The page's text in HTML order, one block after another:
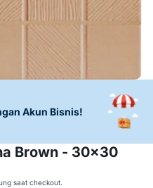
Akun Bisnis!
Brown - 30x30
saat checkout.